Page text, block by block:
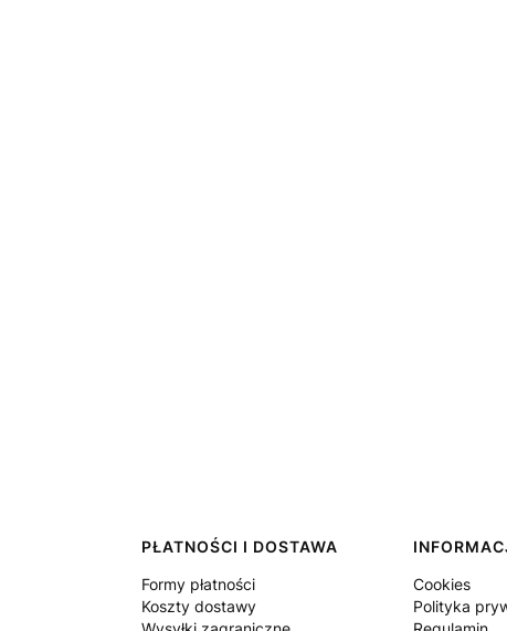
PŁATNOŚCI I DOSTAWA
Formy płatności
Koszty dostawy
Cookies
Polityka